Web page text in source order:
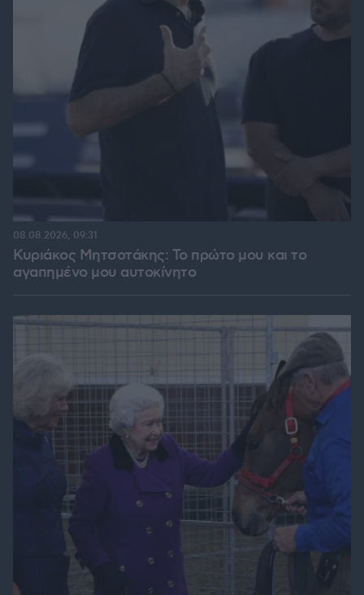
Κυριάκος Μητσοτάκης: Το πρώτο μου και το
αγαπημένο μου αυτοκίνητο
08.08.2026, 09:31